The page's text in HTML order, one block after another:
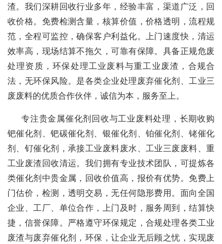
渣。我们深耕回收行业多年，经验丰富，渠道广泛，回
收价格。免费检测含量，核算价值，价格透明，流程规
范，全程可监控，确保客户利益化。上门速度快，清运
效率高，现场结算不拖欠，可靠有保障。具备正规危废
处理资质，环保处理工业废料与重工业废渣，合规合
法，无环保风险。是各类企业处理废弃催化剂、工业三
废废料的优质合作伙伴，诚信为本，服务至上。
专注贵金属催化剂回收与工业废料处理，长期收购
钯催化剂、钯碳催化剂、银催化剂、铂催化剂、铑催化
剂、钌催化剂，承接工业废料废水、工业三废废料、重
工业废渣回收清运。我们拥有专业技术团队，可提炼各
类催化剂中贵金属，回收价值高，报价有优势。免费上
门估价，检测，透明交易，无任何隐形费用。面向全国
企业、工厂、单位合作，上门及时，服务周到，结算快
捷，信誉保障。严格遵守环保规定，合规处理各类工业
废渣与废弃催化剂，环保，让企业无后顾之忧，实现废